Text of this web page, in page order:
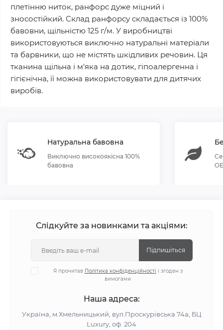
плетінню ниток, ранфорс дуже міцний і
зносостійкий. Склад ранфорсу складається із 100%
бавовни, щільністю 125 г/м. У виробництві
використовуються виключно натуральні матеріали
та барвники, що не містять шкідливих речовин. Ця
тканина щільна і м'яка на дотик, гіпоалергенна і
гігієнічна, її можна використовувати для дитячих
виробів.
Натуральна бавовна
Виключно високоякісна 100%
бавовна
Слідкуйте за новинками та акціями:
Підпишіться
Я прочитав Політика конфіденційності і згоден з
вимогами
Наша адреса:
Україна, м.Хмельницький, вул.Проскурівська 74а, БЦ
Luxury, оф. 204